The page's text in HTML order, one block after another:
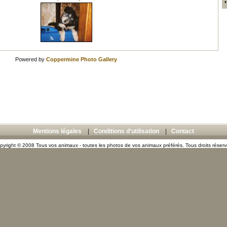
Powered by Coppermine Photo Gallery
Mentions légales Conditions d'utilisation Contact
© 2008 Tous vos animaux - toutes les photos de vos animaux préférés. Tous droits